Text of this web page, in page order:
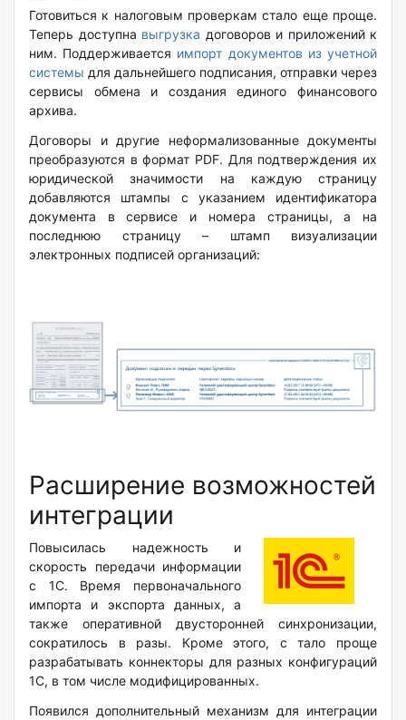
Готовиться к налоговым проверкам стало еще проще.
Теперь доступна выгрузка договоров и приложений к
ним. Поддерживается импорт документов из учетной
системы для дальнейшего подписания, отправки через
сервисы обмена и создания единого финансового
архива.
Договоры и другие неформализованные документы
преобразуются в формат PDF. Для подтверждения их
юридической значимости на каждую страницу
добавляются штампы с указанием идентификатора
документа в сервисе и номера страницы, а на
последнюю страницу – штамп визуализации
электронных подписей организаций:
Расширение возможностей
интеграции
Повысилась надежность и
скорость передачи информации
с 1C. Время первоначального
импорта и экспорта данных, а
также оперативной двусторонней синхронизации,
сократилось в разы. Кроме этого, с тало проще
разрабатывать коннекторы для разных конфигураций
1С, в том числе модифицированных.
Появился дополнительный механизм для интеграции